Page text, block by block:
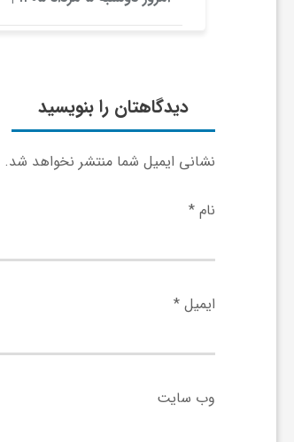
بیت‌کوین این مرز را از دست
دیدگاهتان را بنویسید
نشانی ایمیل شما منتشر نخواهد شد.
نام *
ایمیل *
وب‌ سایت